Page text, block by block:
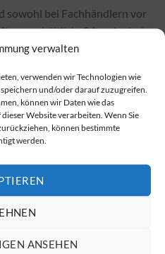
verwalten
verwenden wir Technologien wie
und/oder darauf zuzugreifen.
können wir Daten wie das
Website verarbeiten. Wenn Sie
können bestimmte
werden.
ANSEHEN
sowohl bei Fachhändlern vor
erhältlich. Oftmals sind
Wenn Sie eine
ihre Einflussfaktoren
je nach gewähltem
und spezifische
beeinflussen die
Wallbox kann in der
durch ihre Nutzung möglich